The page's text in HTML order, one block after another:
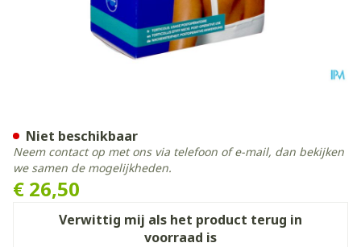
€ 26,50
Verwittig mij als het product terug in
voorraad is
Niet beschikbaar
Neem contact op met ons via telefoon of e-mail, dan bekijken
we samen de mogelijkheden.